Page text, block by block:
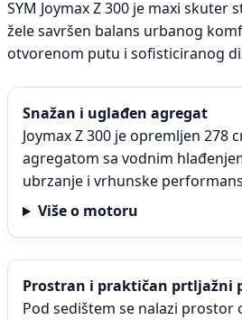
SYM Joymax Z 300 je maxi skuter
žele savršen balans urbanog
otvorenom putu i sofisticiranog
Snažan i uglađen agregat
Joymax Z 300 je opremljen 278
agregatom sa vodnim
ubrzanje i vrhunske
Više o motoru
Prostran i praktičan prtljažni
Pod sedištem se nalazi prostor